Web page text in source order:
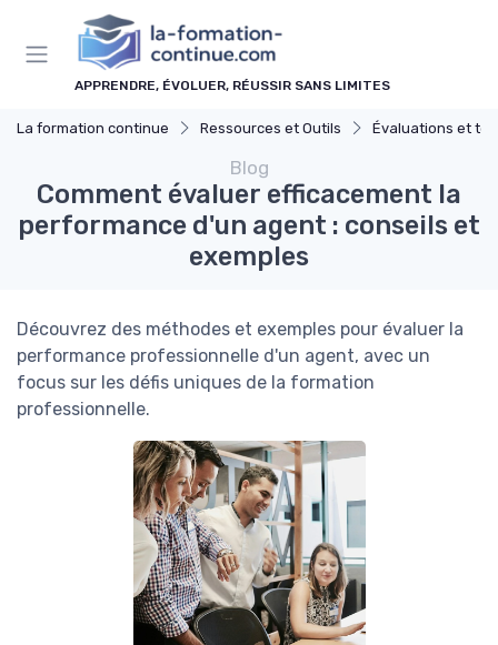
APPRENDRE, ÉVOLUER, RÉUSSIR SANS LIMITES
La formation continue Ressources et Outils Évaluations et
Blog
Comment évaluer efficacement la
performance d'un agent : conseils et
exemples
Découvrez des méthodes et exemples pour évaluer la
performance professionnelle d'un agent, avec un
focus sur les défis uniques de la formation
professionnelle.
Panneau de gestion des cookies